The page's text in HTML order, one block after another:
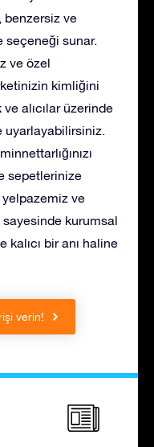
benzersiz ve
seçeneği sunar.
ve özel
kimliğini
alıcılar üzerinde
uyarlayabilirsiniz.
sepetlerinize
ve
kurumsal
kalıcı bir anı haline
verin!